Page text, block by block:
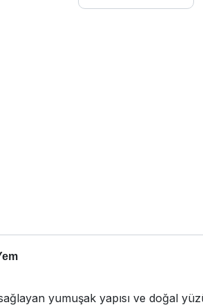
yumuşak yapısı ve doğal